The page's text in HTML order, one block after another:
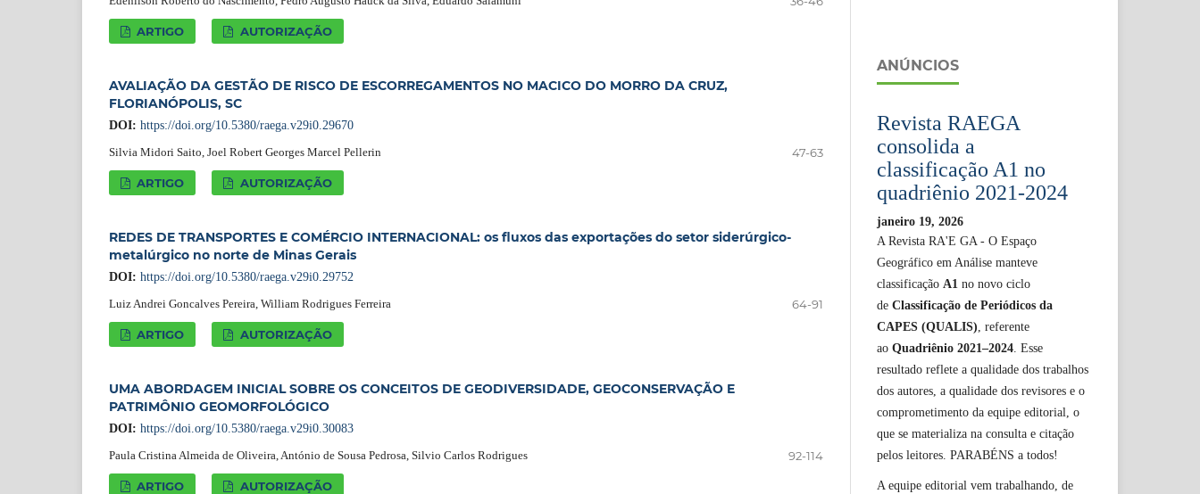
ARTIGO AUTORIZAÇÃO
AVALIAÇÃO DA GESTÃO DE RISCO DE ESCORREGAMENTOS NO MACICO DO MORRO DA CRUZ,
FLORIANÓPOLIS, SC
DOI: https://doi.org/10.5380/raega.v29i0.29670
Silvia Midori Saito, Joel Robert Georges Marcel Pellerin
47-63
ARTIGO AUTORIZAÇÃO
REDES DE TRANSPORTES E COMÉRCIO INTERNACIONAL: os fluxos das exportações do setor siderúrgico-
metalúrgico no norte de Minas Gerais
DOI: https://doi.org/10.5380/raega.v29i0.29752
Luiz Andrei Goncalves Pereira, William Rodrigues Ferreira
64-91
ARTIGO AUTORIZAÇÃO
UMA ABORDAGEM INICIAL SOBRE OS CONCEITOS DE GEODIVERSIDADE, GEOCONSERVAÇÃO E
PATRIMÔNIO GEOMORFOLÓGICO
DOI: https://doi.org/10.5380/raega.v29i0.30083
Paula Cristina Almeida de Oliveira, António de Sousa Pedrosa, Silvio Carlos Rodrigues
92-114
ARTIGO AUTORIZAÇÃO
ANÚNCIOS
Revista RAEGA
consolida a
classificação A1 no
quadriênio 2021-2024
janeiro 19, 2026
A Revista RA'E GA - O Espaço
Geográfico em Análise manteve
classificação A1 no novo ciclo
de Classificação de Periódicos da
CAPES (QUALIS) , referente
ao Quadriênio 2021–2024 . Esse
resultado reflete a qualidade dos trabalhos
dos autores, a qualidade dos revisores e o
comprometimento da equipe editorial, o
que se materializa na consulta e citação
pelos leitores. PARABÉNS a todos!
A equipe editorial vem trabalhando, de